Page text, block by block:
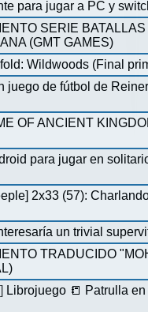
para jugar a PC y
SERIE
(GMT GAMES)
Wildwoods (Final
juego de fútbol de
OF ANCIENT
para jugar en
2x33 (57):
un trivial
TRADUCIDO
] Librojuego 📒 Patrulla